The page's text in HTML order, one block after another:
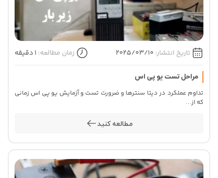
تاریخ انتشار: 2025/03/10 زمان مطالعه: 1 دقیقه
مراحل تست یو پی اس
تداوم عملکرد در دیتا سنترها و ضرورت تست و آزمایش یو پی اس زمانی
که از...
مطالعه کنید